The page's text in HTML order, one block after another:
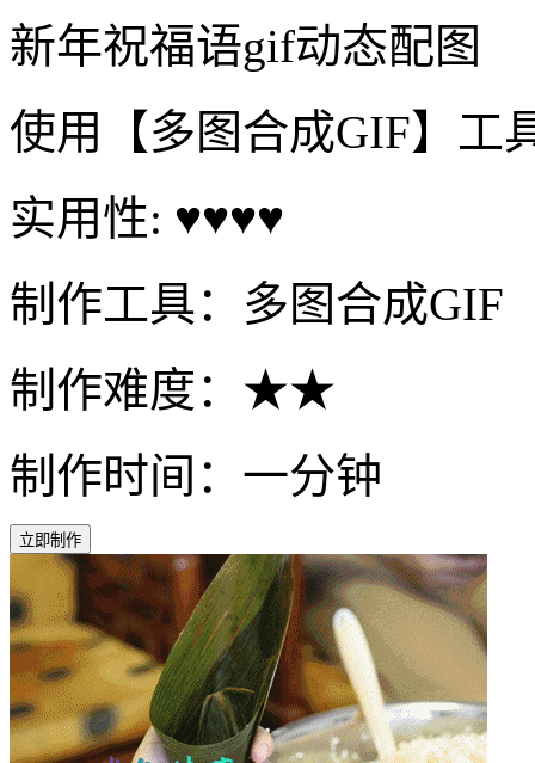
新年祝福语gif动态配图
使用【多图合成GIF】工
实用性: ♥♥♥♥
制作工具：多图合成GIF
制作难度：★★
制作时间：一分钟
立即制作